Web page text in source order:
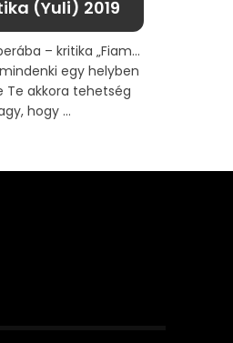
(Yuli) 2019
– kritika „Fiam…
egy helyben
Te akkora tehetség
hogy ...